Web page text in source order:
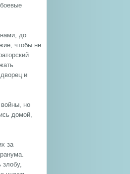
до
чтобы не
и
войны, но
домой,
за
злобу,